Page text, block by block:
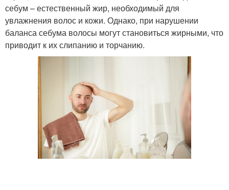
Волосы по длине Волосы с искрой
Волосы на затылке Волосы по бокам
Волос при
Волосы на концах
себум – естественный жир, необходимый для
увлажнения волос и кожи. Однако, при нарушении
баланса себума волосы могут становиться жирными, что
приводит к их слипанию и торчанию.